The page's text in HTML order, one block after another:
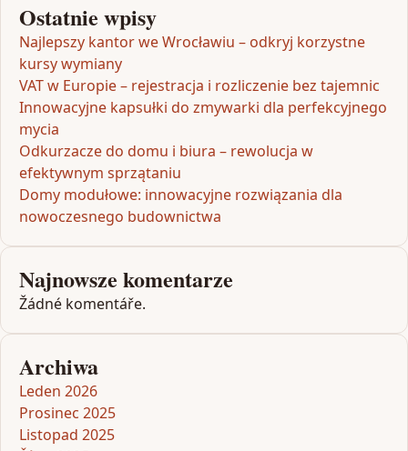
Ostatnie wpisy
Najlepszy kantor we Wrocławiu – odkryj korzystne
kursy wymiany
VAT w Europie – rejestracja i rozliczenie bez tajemnic
Innowacyjne kapsułki do zmywarki dla perfekcyjnego
mycia
Odkurzacze do domu i biura – rewolucja w
efektywnym sprzątaniu
Domy modułowe: innowacyjne rozwiązania dla
nowoczesnego budownictwa
Najnowsze komentarze
Žádné komentáře.
Archiwa
Leden 2026
Prosinec 2025
Listopad 2025